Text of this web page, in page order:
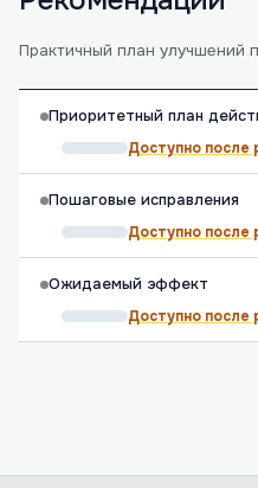
Практичный план улучшений
Приоритетный план
Доступно после
Пошаговые исправления
Доступно после
Ожидаемый эффект
Доступно после